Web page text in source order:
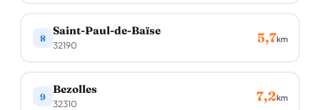
8
Saint-Paul-de-Baïse
32190 5,7km
9
Bezolles
32310 7,2km